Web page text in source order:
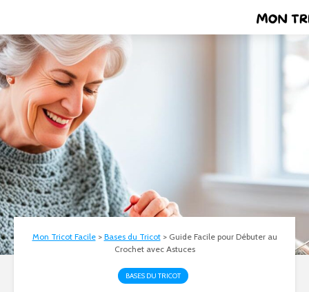
Mon Tricot Facile> Bases du Tricot> Guide Facile pour Débuter au
Crochet avec Astuces
BASES DU TRICOT